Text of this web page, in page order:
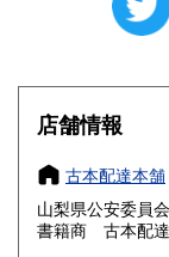
大阪府
奈良県
鳥取県
店舗情報
古本配達本舗
山梨県公安委員
書籍商 古本配